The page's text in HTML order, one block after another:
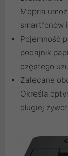
Mopria
smartfonów
Pojemność
podajnik
częstego
Zalecane
Określa
długiej